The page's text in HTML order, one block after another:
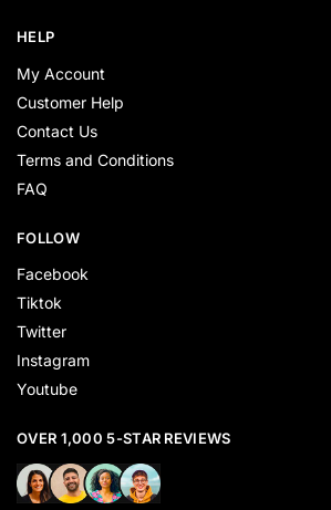
HELP
My Account
Customer Help
Contact Us
Terms and Conditions
FAQ
FOLLOW
Facebook
Tiktok
Twitter
Instagram
Youtube
OVER 1,000 5-STAR REVIEWS